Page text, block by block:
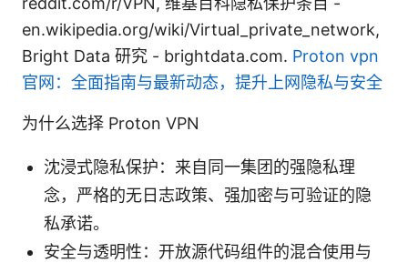
en.wikipedia.org/wiki/Virtual_private_network,
Bright Data 研究 - brightdata.com. Proton vpn
官网：全面指南与最新动态，提升上网隐私与安全
为什么选择 Proton VPN
沈浸式隐私保护：来自同一集团的强隐私理
念，严格的无日志政策、强加密与可验证的隐
私承诺。
安全与透明性：开放源代码组件的混合使用与